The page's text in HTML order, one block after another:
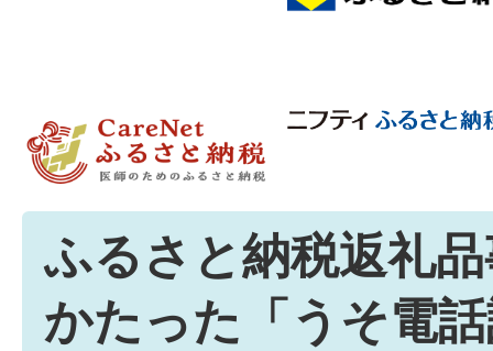
ふるさと納税返礼
かたった「うそ電